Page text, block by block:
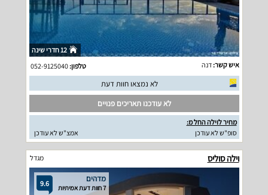
12 חדרי שינה
איש קשר:דנה טלפון:052-9125040
לא נמצאו חוות דעת
לא עודכנו תאריכים פנויים
מחיר לוילה החל מ:
סופ"ש לא עודכן
אמצ"ש לא עודכן
וילה סוליס מגדל
9.6 מדהים
7 חוות דעת אמיתיות